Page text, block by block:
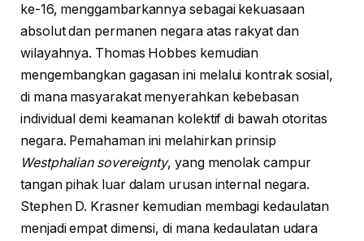
ke-16, menggambarkannya sebagai kekuasaan
absolut dan permanen negara atas rakyat dan
wilayahnya. Thomas Hobbes kemudian
mengembangkan gagasan ini melalui kontrak sosial,
di mana masyarakat menyerahkan kebebasan
individual demi keamanan kolektif di bawah otoritas
negara. Pemahaman ini melahirkan prinsip
Westphalian sovereignty, yang menolak campur
tangan pihak luar dalam urusan internal negara.
Stephen D. Krasner kemudian membagi kedaulatan
menjadi empat dimensi, di mana kedaulatan udara